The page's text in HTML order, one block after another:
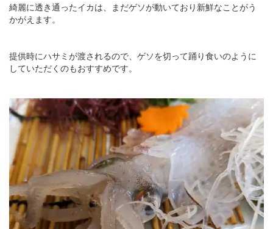
綺麗に透き通ったイカは、まだゲソが動いており新鮮なことがう
かがえます。
提供時にハサミが渡されるので、ゲソを切って踊り食いのように
していただくのもおすすめです。